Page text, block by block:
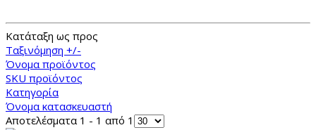
Κατάταξη ως προς
Ταξινόμηση +/-
Όνομα προϊόντος
SKU προϊόντος
Κατηγορία
Όνομα κατασκευαστή
Αποτελέσματα 1 - 1 από 1